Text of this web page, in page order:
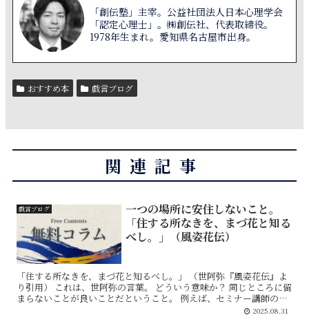
「創伝塾」主宰。公益社団法人日本心理学会
「認定心理士」。㈱創伝社、代表取締役。
1978年生まれ。愛知県名古屋市出身。
おすすめ本 戯言ブログ
関連記事
戯言ブログ
一つの場所に安住しないこと。
「住する所なきを、まづ花と知る
べし。」（風姿花伝）
「住する所なきを、まづ花と知るべし。」 （世阿弥『風姿花伝』よ
り引用） これは、世阿弥の言葉。 どういう意味か？ 同じところに留
まらないことが良いことだということ。 例えば、セミナー講師の講
2025.08.31